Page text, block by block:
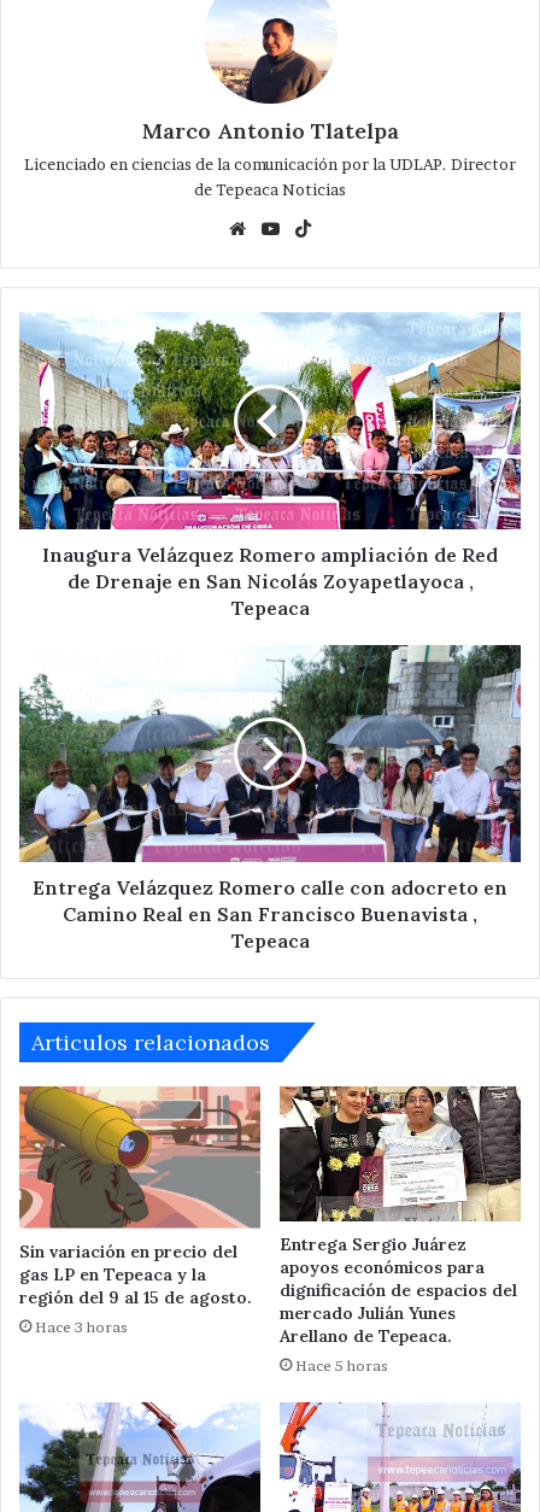
Marco Antonio Tlatelpa
Licenciado en ciencias de la comunicación por la UDLAP. Director
de Tepeaca Noticias
WebsiteYouTube
Inaugura
Velázquez
Romero
ampliación
de
Red
de
Drenaje
en
Nicolás
Inaugura Velázquez Romero ampliación de Red
de Drenaje en San Nicolás Zoyapetlayoca ,
Tepeaca
Velázquez
Romero
calle
con
adocreto
en
Camino
Real
en
,
Entrega Velázquez Romero calle con adocreto en
Camino Real en San Francisco Buenavista ,
Tepeaca
Articulos relacionados
Sin variación en precio del
gas LP en Tepeaca y la
región del 9 al 15 de agosto.
Hace 3 horas
Entrega Sergio Juárez
apoyos económicos para
dignificación de espacios del
mercado Julián Yunes
Arellano de Tepeaca.
Hace 5 horas